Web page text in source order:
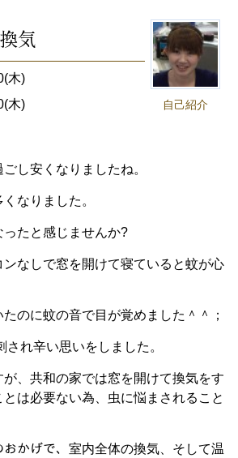
自己紹介
気
木)
木)
し安くなりましたね。
なりました。
ったと感じませんか?
なしで窓を開けて寝ていると蚊が心
のに蚊の音で目が覚めました＾＾；
れ辛い思いをしました。
、共和の家では窓を開けて換気をす
は必要ない為、虫に悩まされること
おかげで、室内全体の換気、そして温